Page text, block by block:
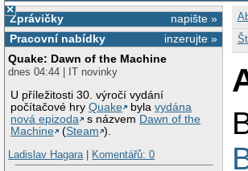
×
napište »
Zprávičky
inzerujte »
Pracovní nabídky
Quake: Dawn of the Machine
dnes 04:44 | IT novinky
U příležitosti 30. výročí vydání
počítačové hryQuake bylavydána
nová epizoda
s názvem Dawn of the
Machine
(Steam ).
Ladislav Hagara| Komentářů: 0